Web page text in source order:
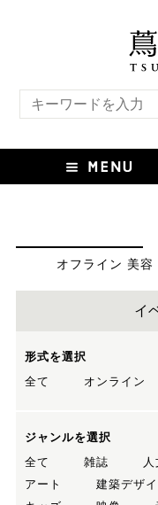
オフライン 美
イ
形式を選択
全て
オンライン
ジャンルを選択
全て
雑誌 人
アート
建築デザ